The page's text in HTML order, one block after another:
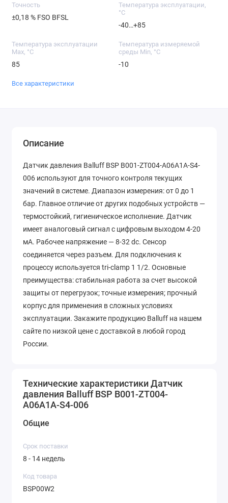
Точность
±0,18 % FSO BFSL
Температура эксплуатации,
°C
-40…+85
Температура эксплуатации
Max, °C
85
Температура измеряемой
среды Min, °C
-10
Все характеристики
Описание
Датчик давления Balluff BSP B001-ZT004-A06A1A-S4-
006 используют для точного контроля текущих
значений в системе. Диапазон измерения: от 0 до 1
бар. Главное отличие от других подобных устройств —
термостойкий, гигиеническое исполнение. Датчик
имеет аналоговый сигнал с цифровым выходом 4-20
мА. Рабочее напряжение — 8-32 dc. Сенсор
соединяется через разъем. Для подключения к
процессу используется tri-clamp 1 1/2. Основные
преимущества: стабильная работа за счет высокой
защиты от перегрузок; точные измерения; прочный
корпус для применения в сложных условиях
эксплуатации. Закажите продукцию Balluff на нашем
сайте по низкой цене с доставкой в любой город
России.
Технические характеристики Датчик
давления Balluff BSP B001-ZT004-
A06A1A-S4-006
Общие
Срок поставки
8 - 14 недель
Код товара
BSP00W2